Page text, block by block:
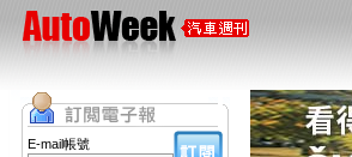
E-mail帳號